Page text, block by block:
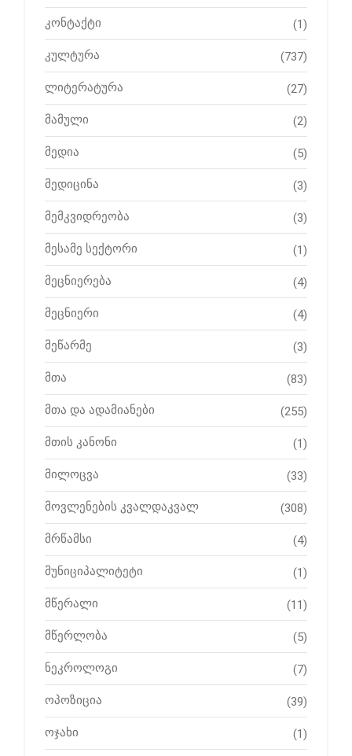
კონტაქტი (1)
კულტურა (737)
ლიტერატურა (27)
მამული (2)
მედია (5)
მედიცინა (3)
მემკვიდრეობა (3)
მესამე სექტორი (1)
მეცნიერება (4)
მეცნიერი (4)
მეწარმე (3)
მთა (83)
მთა და ადამიანები (255)
მთის კანონი (1)
მილოცვა (33)
მოვლენების კვალდაკვალ (308)
მრწამსი (4)
მუნიციპალიტეტი (1)
მწერალი (11)
მწერლობა (5)
ნეკროლოგი (7)
ოპოზიცია (39)
ოჯახი (1)